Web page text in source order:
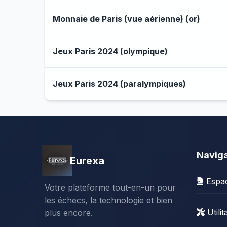
Monnaie de Paris (vue aérienne) (or)
Jeux Paris 2024 (olympique)
Jeux Paris 2024 (paralympiques)
Eurexa
Votre plateforme tout-en-un pour
les échecs, la technologie et bien
plus encore.